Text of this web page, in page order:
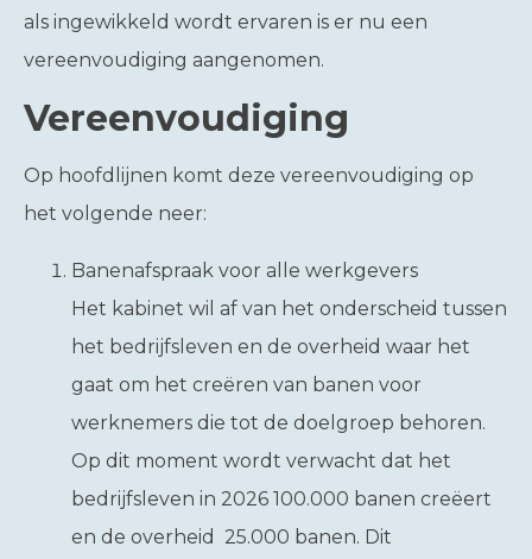
als ingewikkeld wordt ervaren is er nu een
vereenvoudiging aangenomen.
Vereenvoudiging
Op hoofdlijnen komt deze vereenvoudiging op
het volgende neer:
Banenafspraak voor alle werkgevers
Het kabinet wil af van het onderscheid tussen
het bedrijfsleven en de overheid waar het
gaat om het creëren van banen voor
werknemers die tot de doelgroep behoren.
Op dit moment wordt verwacht dat het
bedrijfsleven in 2026 100.000 banen creëert
en de overheid 25.000 banen. Dit